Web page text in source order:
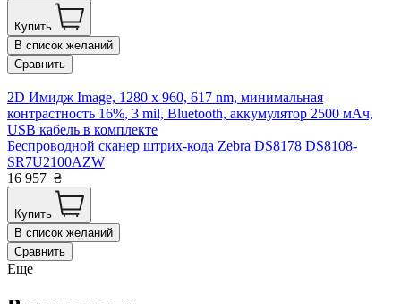
Купить
В список желаний
Сравнить
2D Имидж Image, 1280 x 960, 617 nm, минимальная
контрастность 16%, 3 mil, Bluetooth, аккумулятор 2500 мАч,
USB кабель в комплекте
Беспроводной сканер штрих-кода Zebra DS8178 DS8108-
SR7U2100AZW
16 957 ₴
Купить
В список желаний
Сравнить
Еще